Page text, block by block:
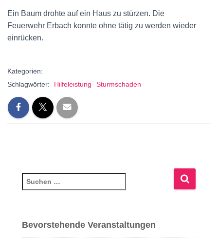
Ein Baum drohte auf ein Haus zu stürzen. Die
Feuerwehr Erbach konnte ohne tätig zu werden wieder
einrücken.
Kategorien:
Schlagwörter:
Hilfeleistung Sturmschaden
u
e
Bevorstehende Veranstaltungen